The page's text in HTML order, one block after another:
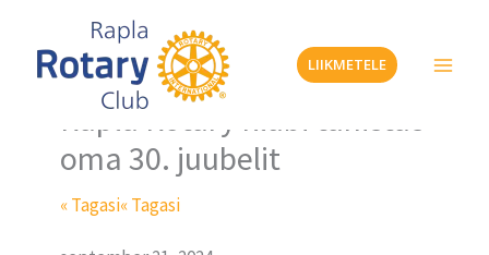
content
LIIKMETELE
Rapla Rotary klubi tähistas
oma 30. juubelit
« Tagasi« Tagasi